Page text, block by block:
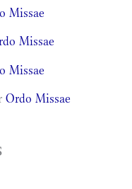
Missae
Missae
Missae
Ordo Missae